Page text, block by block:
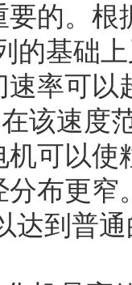
的。根
的基础
率可以
该速度
可以使
分布更
达到普